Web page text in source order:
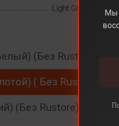
Light Gold
(Без Rustore)
( Без Rustore)
(Без Rustore)
Мы